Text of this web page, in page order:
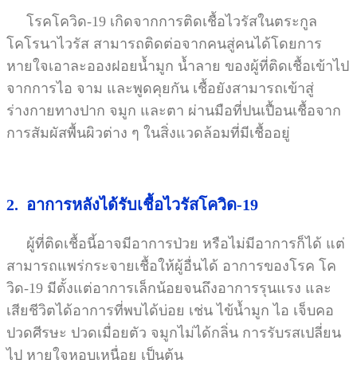
โรคโควิด-19 เกิดจากการติดเชื้อไวรัสในตระกูล
โคโรนาไวรัส สามารถติดต่อจากคนสู่คนได้โดยการ
หายใจเอาละอองฝอยน้ำมูก น้ำลาย ของผู้ที่ติดเชื้อเข้าไป
จากการไอ จาม และพูดคุยกัน เชื้อยังสามารถเข้าสู่
ร่างกายทางปาก จมูก และตา ผ่านมือที่ปนเปื้อนเชื้อจาก
การสัมผัสพื้นผิวต่าง ๆ ในสิ่งแวดล้อมที่มีเชื้ออยู่
2. อาการหลังได้รับเชื้อไวรัสโควิด-19
ผู้ที่ติดเชื้อนี้อาจมีอาการป่วย หรือไม่มีอาการก็ได้ แต่
สามารถแพร่กระจายเชื้อให้ผู้อื่นได้ อาการของโรค โค
วิด-19 มีตั้งแต่อาการเล็กน้อยจนถึงอาการรุนแรง และ
เสียชีวิตได้อาการที่พบได้บ่อย เช่น ไข้น้ำมูก ไอ เจ็บคอ
ปวดศีรษะ ปวดเมื่อยตัว จมูกไม่ได้กลิ่น การรับรสเปลี่ยน
ไป หายใจหอบเหนื่อย เป็นต้น